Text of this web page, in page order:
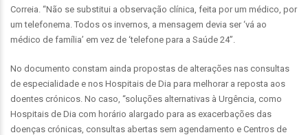
Correia. “Não se substitui a observação clínica, feita por um médico, por
um telefonema. Todos os invernos, a mensagem devia ser ‘vá ao
médico de família’ em vez de ‘telefone para a Saúde 24”.
No documento constam ainda propostas de alterações nas consultas
de especialidade e nos Hospitais de Dia para melhorar a reposta aos
doentes crónicos. No caso, “soluções alternativas à Urgência, como
Hospitais de Dia com horário alargado para as exacerbações das
doenças crónicas, consultas abertas sem agendamento e Centros de